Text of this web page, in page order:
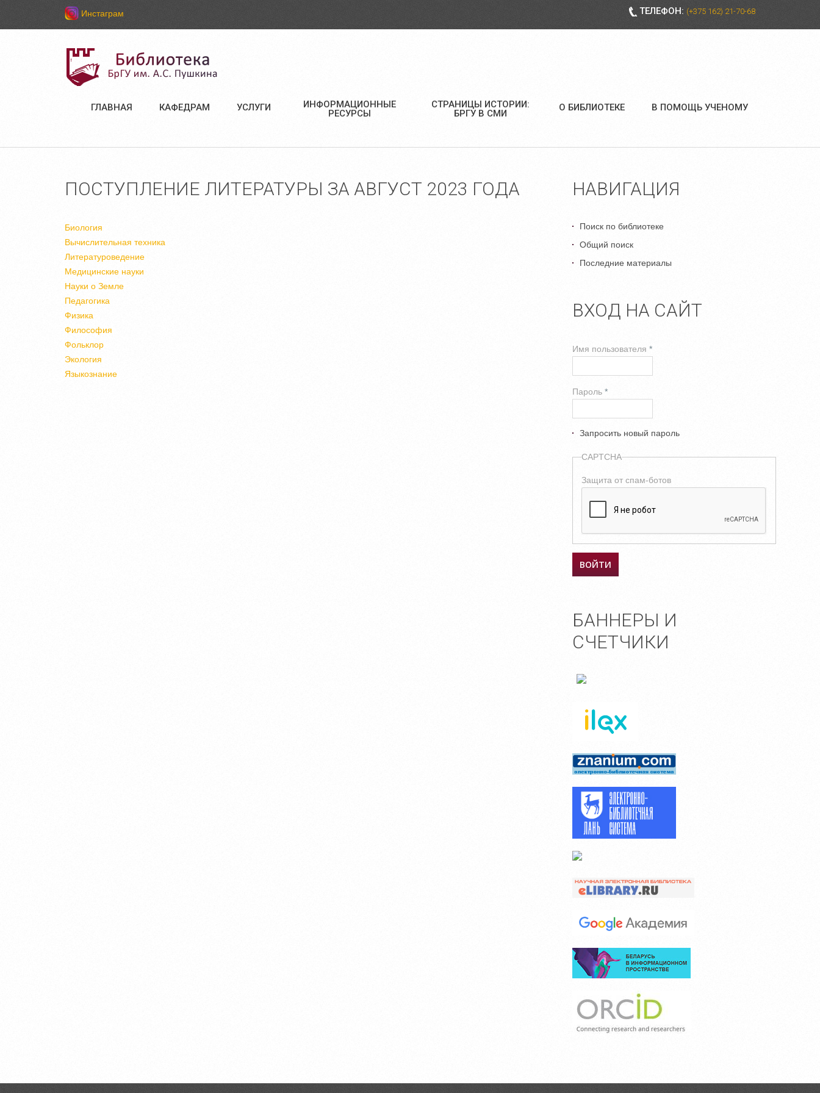
ТЕЛЕФОН: (+375 162) 21-70-68
Инстаграм
ГЛАВНАЯ КАФЕДРАМ УСЛУГИ
ИНФОРМАЦИОННЫЕ
РЕСУРСЫ
СТРАНИЦЫ ИСТОРИИ:
БРГУ В СМИ
О БИБЛИОТЕКЕ В ПОМОЩЬ УЧЕНОМУ
НАВИГАЦИЯ
Поиск по библиотеке
Общий поиск
Последние материалы
ВХОД НА САЙТ
Имя пользователя *
Пароль *
Запросить новый пароль
CAPTCHA
Защита от спам-ботов
БАННЕРЫ И
СЧЕТЧИКИ
ПОСТУПЛЕНИЕ ЛИТЕРАТУРЫ ЗА АВГУСТ 2023 ГОДА
Биология
Вычислительная техника
Литературоведение
Медицинские науки
Науки о Земле
Педагогика
Физика
Философия
Фольклор
Экология
Языкознание